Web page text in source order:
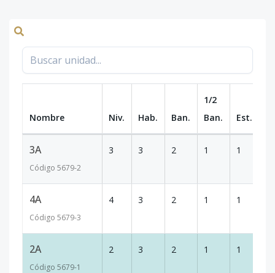
Nombre Niv. Hab. Ban.
1/2
Ban.
Est.
3A
Código 5679-2
3 3 2 1 1
4A
Código 5679-3
4 3 2 1 1
2A
Código 5679-1
2 3 2 1 1